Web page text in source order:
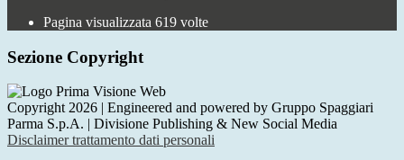
Pagina visualizzata 619 volte
Sezione Copyright
Copyright 2026 | Engineered and powered by Gruppo Spaggiari
Parma S.p.A. | Divisione Publishing & New Social Media
Disclaimer trattamento dati personali